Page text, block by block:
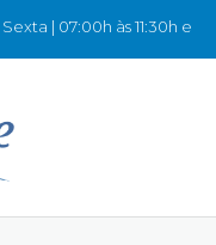
| 07:00h às 11:30h e